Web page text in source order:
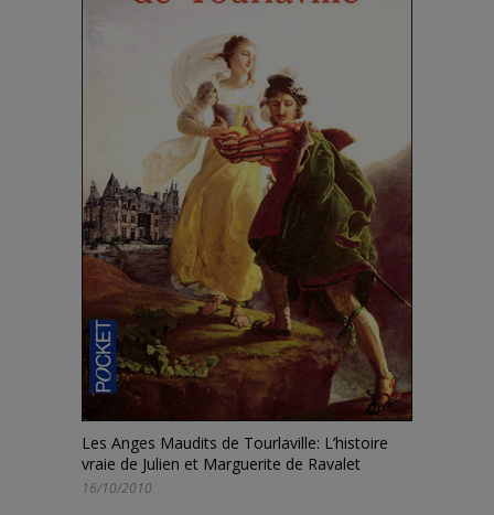
Les Anges Maudits de Tourlaville: L’histoire
vraie de Julien et Marguerite de Ravalet
16/10/2010